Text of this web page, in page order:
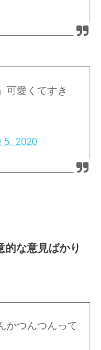
可愛くてすき
5, 2020
的な意見ばかり
かつんつんって